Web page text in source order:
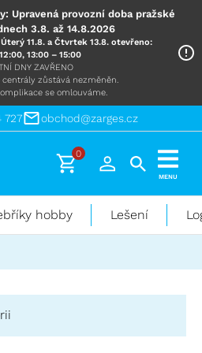
Upravená provozní doba pražské
3.8. až 14.8.2026
11.8. a Čtvrtek 13.8. otevřeno:
13:00 – 15:00
DNY ZAVŘENO
centrály zůstává nezměněn.
se omlouváme.
727 obchod@zarges.cz
0
MENU
hobby Lešení